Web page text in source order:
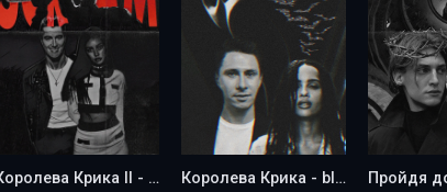
Королева Крика II - blueberry marshmallow Королева Крика - blueberry marshmallow